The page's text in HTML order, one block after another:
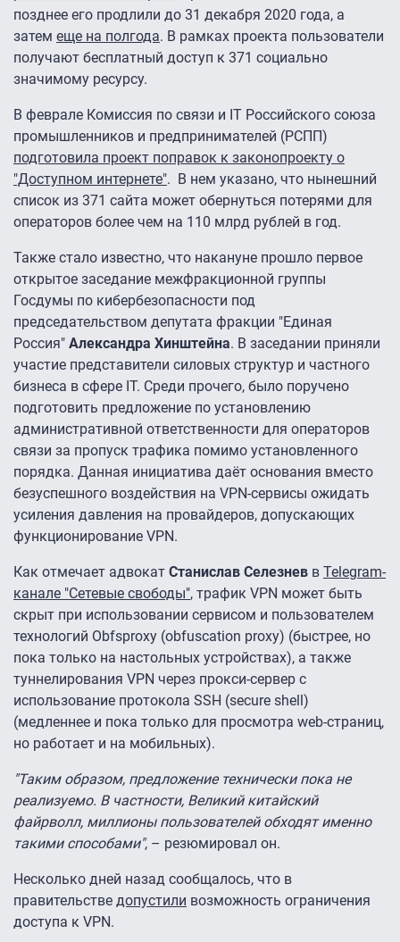
позднее его продлили до 31 декабря 2020 года, а
затем еще на полгода. В рамках проекта пользователи
получают бесплатный доступ к 371 социально
значимому ресурсу.
В феврале Комиссия по связи и IT Российского союза
промышленников и предпринимателей (РСПП)
подготовила проект поправок к законопроекту о
"Доступном интернете". В нем указано, что нынешний
список из 371 сайта может обернуться потерями для
операторов более чем на 110 млрд рублей в год.
Также стало известно, что накануне прошло первое
открытое заседание межфракционной группы
Госдумы по кибербезопасности под
председательством депутата фракции "Единая
Россия" Александра Хинштейна. В заседании приняли
участие представители силовых структур и частного
бизнеса в сфере IT. Среди прочего, было поручено
подготовить предложение по установлению
административной ответственности для операторов
связи за пропуск трафика помимо установленного
порядка. Данная инициатива даёт основания вместо
безуспешного воздействия на VPN-сервисы ожидать
усиления давления на провайдеров, допускающих
функционирование VPN.
Как отмечает адвокат Станислав Селезнев в Telegram-
канале "Сетевые свободы", трафик VPN может быть
скрыт при использовании сервисом и пользователем
технологий Obfsproxy (obfuscation proxy) (быстрее, но
пока только на настольных устройствах), а также
туннелирования VPN через прокси-сервер c
использование протокола SSH (secure shell)
(медленнее и пока только для просмотра web-страниц,
но работает и на мобильных).
"Таким образом, предложение технически пока не
реализуемо. В частности, Великий китайский
файрволл, миллионы пользователей обходят именно
такими способами", – резюмировал он.
Несколько дней назад сообщалось, что в
правительстве допустили возможность ограничения
доступа к VPN.